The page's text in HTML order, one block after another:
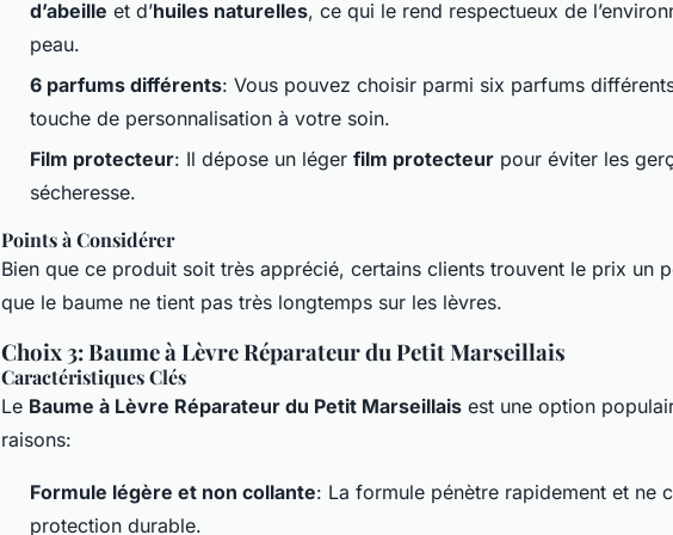
d’abeille et d’huiles naturelles, ce qui le rend respectueux de
peau.
6 parfums différents: Vous pouvez choisir parmi six parfums
touche de personnalisation à votre soin.
Film protecteur: Il dépose un léger film protecteur pour éviter les
sécheresse.
Points à Considérer
Bien que ce produit soit très apprécié, certains clients trouvent le prix un
que le baume ne tient pas très longtemps sur les lèvres.
Choix 3: Baume à Lèvre Réparateur du Petit Marseillais
Caractéristiques Clés
Le Baume à Lèvre Réparateur du Petit Marseillais est une option
raisons:
Formule légère et non collante: La formule pénètre rapidement et ne
protection durable.